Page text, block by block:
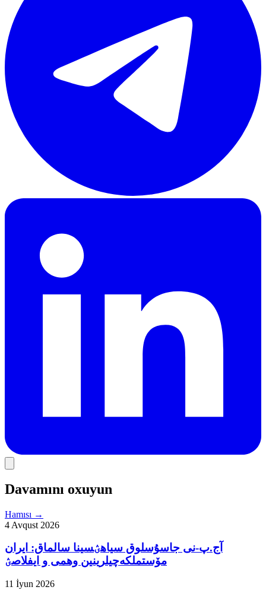
Davamını oxuyun
Hamısı →
4 Avqust 2026
آج.پ-نی جاسۇسلوق سیاهؽسینا سالماق: ایران
مۆستملکه‌چیلرینین وهمی و ایفلاصؽ
11 İyun 2026